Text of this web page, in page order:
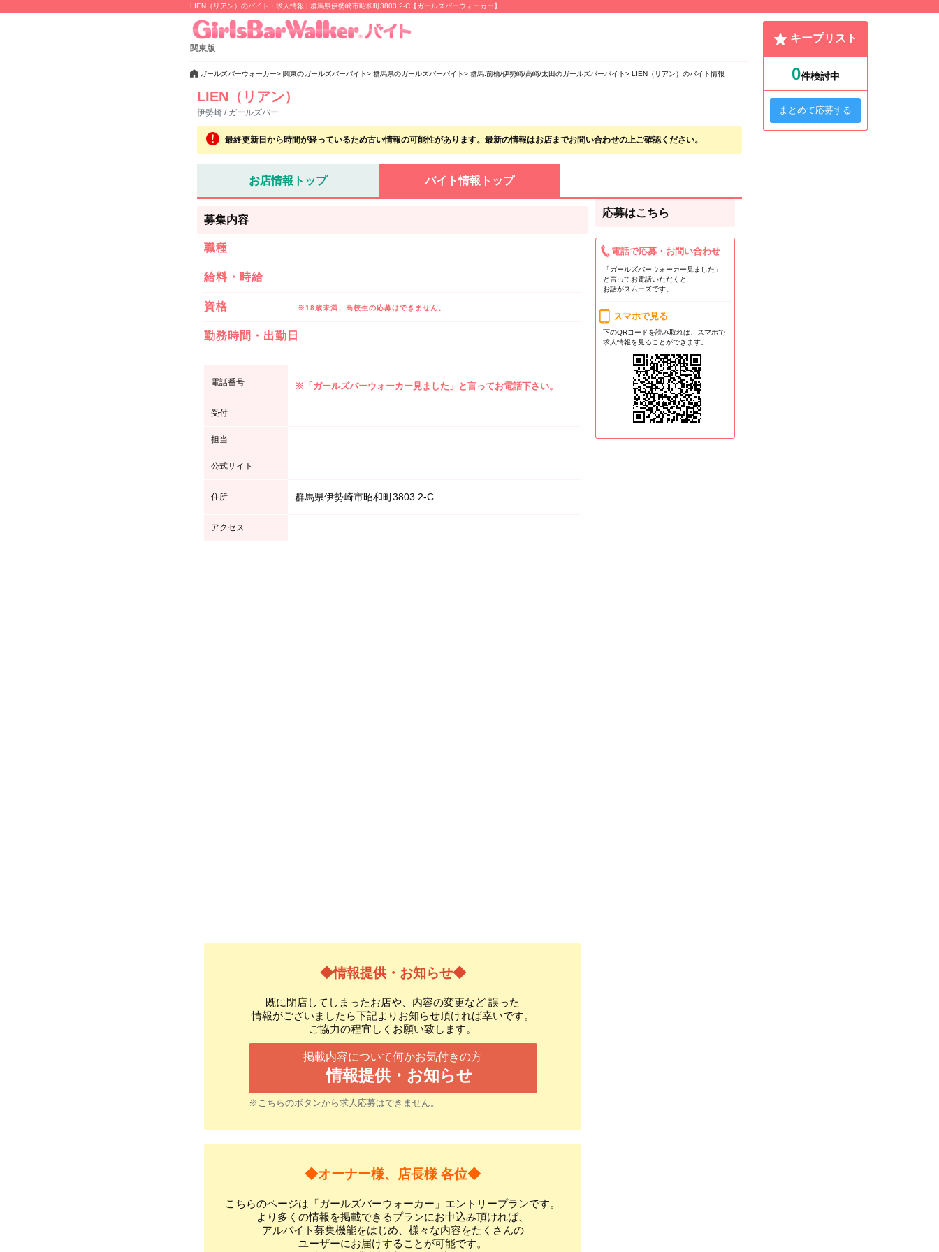
LIEN（リアン）のバイト・求人情報 | 群馬県伊勢崎市昭和町3803 2-C【ガールズバーウォーカー】
関東版
ガールズバーウォーカー 関東のガールズバーバイト 群馬県のガールズバーバイト 群馬:前橋/伊勢崎/高崎/太田のガールズバーバイト LIEN（リアン）のバイト情報
LIEN（リアン）
伊勢崎 / ガールズバー
最終更新日から時間が経っているため古い情報の可能性があります。最新の情報はお店までお問い合わせの上ご確認ください。
お店情報トップ バイト情報トップ
募集内容
職種
給料・時給
資格 ※18歳未満、高校生の応募はできません。
勤務時間・出勤日
電話番号 ※「ガールズバーウォーカー見ました」と言ってお電話下さい。
受付
担当
公式サイト
住所 群馬県伊勢崎市昭和町3803 2-C
アクセス
◆情報提供・お知らせ◆
既に閉店してしまったお店や、内容の変更など 誤った
情報がございましたら下記よりお知らせ頂ければ幸いです。
ご協力の程宜しくお願い致します。
掲載内容について何かお気付きの方
情報提供・お知らせ
※こちらのボタンから求人応募はできません。
◆オーナー様、店長様 各位◆
こちらのページは「ガールズバーウォーカー」エントリープランです。
より多くの情報を掲載できるプランにお申込み頂ければ、
アルバイト募集機能をはじめ、様々な内容をたくさんの
ユーザーにお届けすることが可能です。
応募はこちら
電話で応募・お問い合わせ
「ガールズバーウォーカー見ました」
と言ってお電話いただくと
お話がスムーズです。
スマホで見る
下のQRコードを読み取れば、スマホで
求人情報を見ることができます。
キープリスト
0件検討中
まとめて応募する